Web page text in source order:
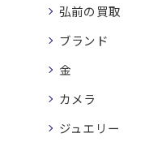
弘前の買取
ブランド
金
カメラ
ジュエリー